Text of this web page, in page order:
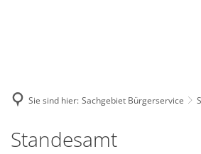
Sie sind hier: Sachgebiet Bürgerservice
Standesamt